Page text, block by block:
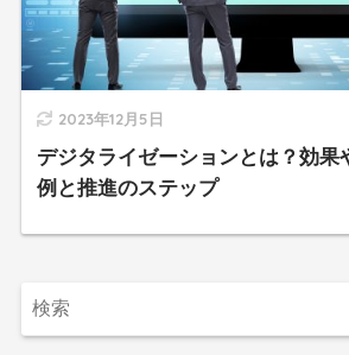
2023年12月5日
デジタライゼーションとは？効果
例と推進のステップ